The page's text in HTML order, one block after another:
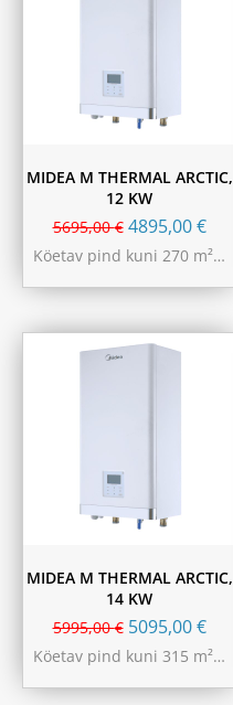
MIDEA M THERMAL ARCTIC,
12 KW
5695,00€ 4895,00€
Köetav pind kuni 270 m²…
MIDEA M THERMAL ARCTIC,
14 KW
5995,00€ 5095,00€
Köetav pind kuni 315 m²…